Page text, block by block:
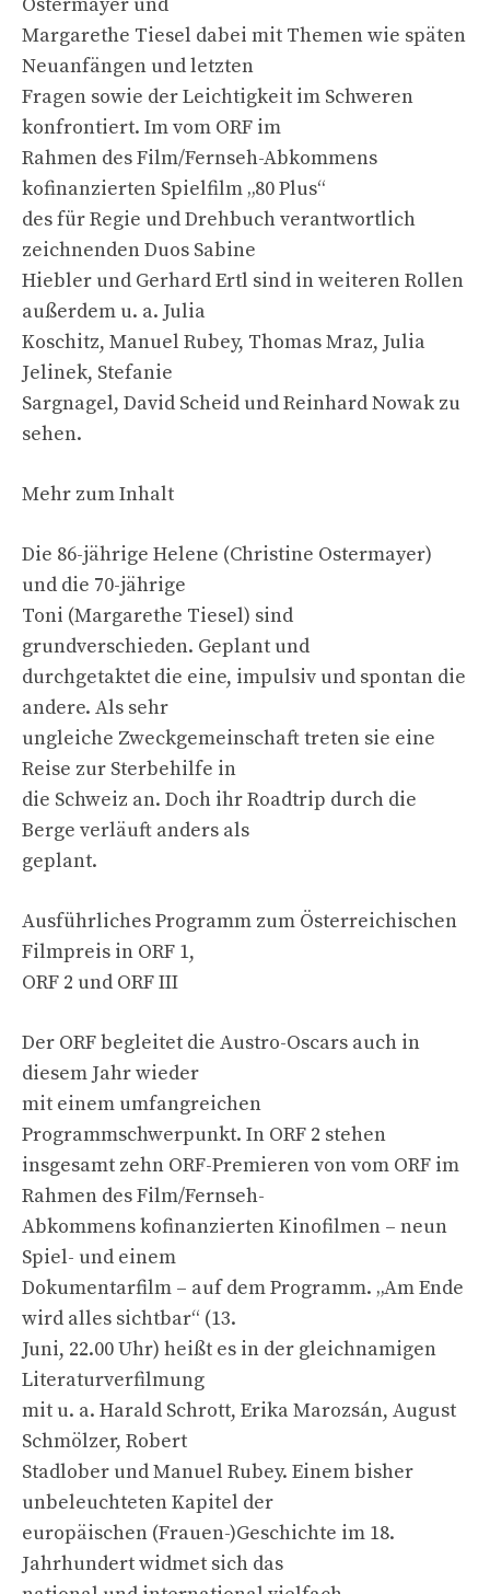
Margarethe Tiesel dabei mit Themen wie späten
Neuanfängen und letzten
Fragen sowie der Leichtigkeit im Schweren
konfrontiert. Im vom ORF im
Rahmen des Film/Fernseh-Abkommens
kofinanzierten Spielfilm „80 Plus“
des für Regie und Drehbuch verantwortlich
zeichnenden Duos Sabine
Hiebler und Gerhard Ertl sind in weiteren Rollen
außerdem u. a. Julia
Koschitz, Manuel Rubey, Thomas Mraz, Julia
Jelinek, Stefanie
Sargnagel, David Scheid und Reinhard Nowak zu
sehen.
Mehr zum Inhalt
Die 86-jährige Helene (Christine Ostermayer)
und die 70-jährige
Toni (Margarethe Tiesel) sind
grundverschieden. Geplant und
durchgetaktet die eine, impulsiv und spontan die
andere. Als sehr
ungleiche Zweckgemeinschaft treten sie eine
Reise zur Sterbehilfe in
die Schweiz an. Doch ihr Roadtrip durch die
Berge verläuft anders als
geplant.
Ausführliches Programm zum Österreichischen
Filmpreis in ORF 1,
ORF 2 und ORF III
Der ORF begleitet die Austro-Oscars auch in
diesem Jahr wieder
mit einem umfangreichen
Programmschwerpunkt. In ORF 2 stehen
insgesamt zehn ORF-Premieren von vom ORF im
Rahmen des Film/Fernseh-
Abkommens kofinanzierten Kinofilmen – neun
Spiel- und einem
Dokumentarfilm – auf dem Programm. „Am Ende
wird alles sichtbar“ (13.
Juni, 22.00 Uhr) heißt es in der gleichnamigen
Literaturverfilmung
mit u. a. Harald Schrott, Erika Marozsán, August
Schmölzer, Robert
Stadlober und Manuel Rubey. Einem bisher
unbeleuchteten Kapitel der
europäischen (Frauen-)Geschichte im 18.
Jahrhundert widmet sich das